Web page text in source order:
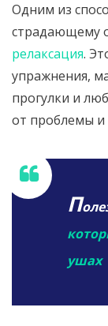
Одним из
страдающему
релаксация.
упражнения,
прогулки и
от проблемы и
П
ушах